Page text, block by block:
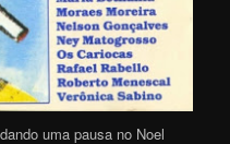
uma pausa no Noel